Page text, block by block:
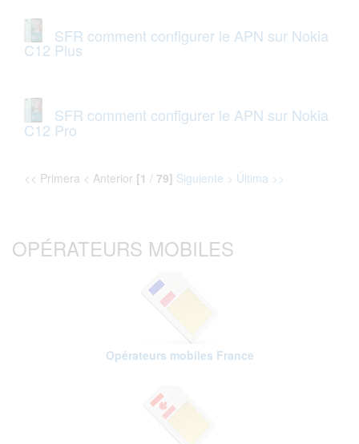
SFR comment configurer le APN sur Nokia
C12 Plus
SFR comment configurer le APN sur Nokia
C12 Pro
<< Primera < Anterior [1 / 79] Siguiente > Última >>
OPÉRATEURS MOBILES
Opérateurs mobiles France